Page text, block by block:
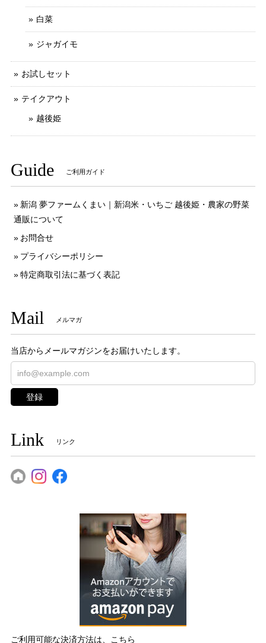
白菜
ジャガイモ
お試しセット
テイクアウト
越後姫
Guide ご利用ガイド
新潟 夢ファームくまい｜新潟米・いちご 越後姫・農家の野菜
通販について
お問合せ
プライバシーポリシー
特定商取引法に基づく表記
Mail メルマガ
当店からメールマガジンをお届けいたします。
登録
Link リンク
ご利用可能な決済方法は、こちら